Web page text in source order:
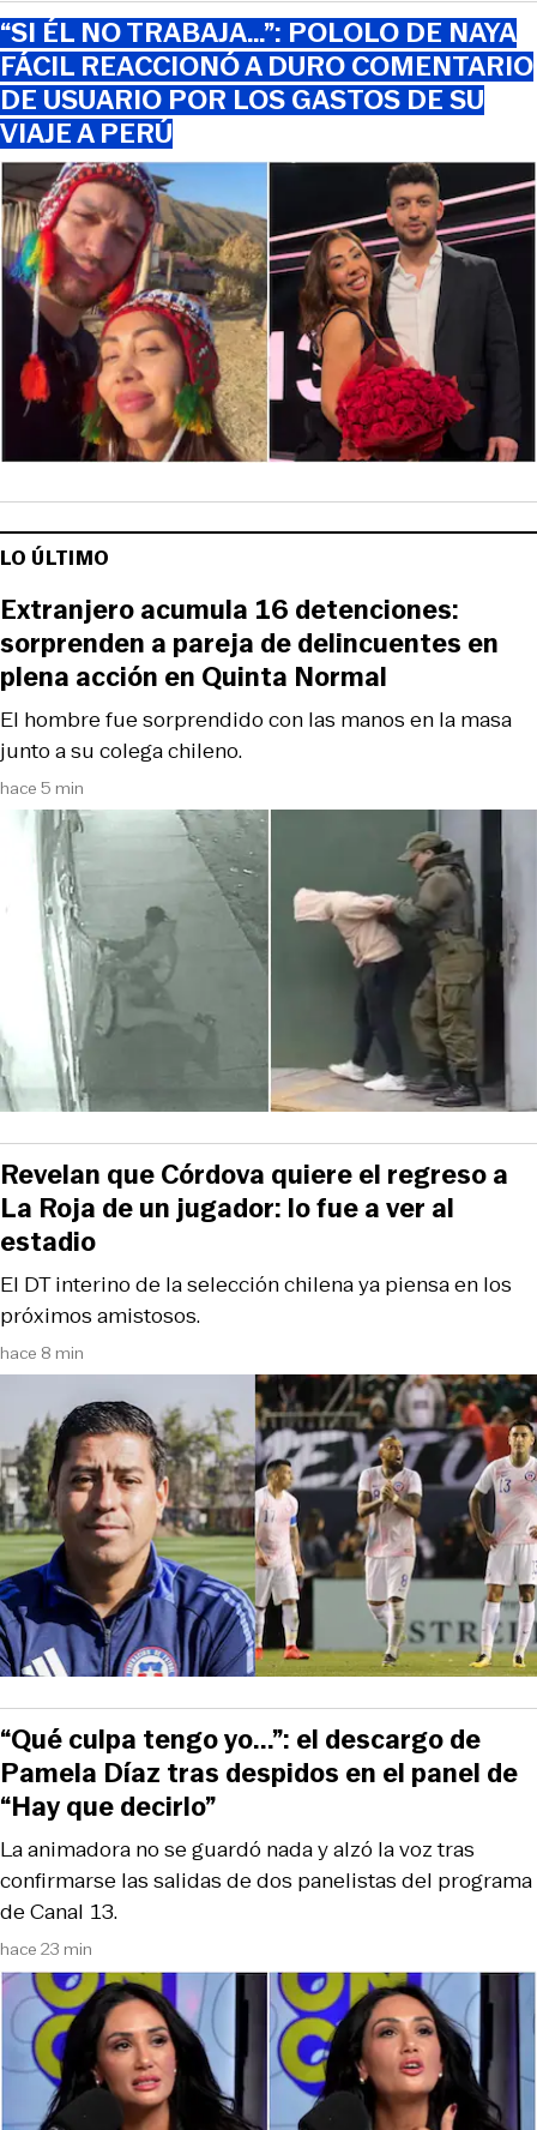
“SI ÉL NO TRABAJA…”: POLOLO DE NAYA
FÁCIL REACCIONÓ A DURO COMENTARIO
DE USUARIO POR LOS GASTOS DE SU
VIAJE A PERÚ
LO ÚLTIMO
hace 5 min
El hombre fue sorprendido con las manos en la masa
junto a su colega chileno.
Extranjero acumula 16 detenciones:
sorprenden a pareja de delincuentes en
plena acción en Quinta Normal
hace 8 min
El DT interino de la selección chilena ya piensa en los
próximos amistosos.
Revelan que Córdova quiere el regreso a
La Roja de un jugador: lo fue a ver al
estadio
hace 23 min
La animadora no se guardó nada y alzó la voz tras
confirmarse las salidas de dos panelistas del programa
de Canal 13.
“Qué culpa tengo yo...”: el descargo de
Pamela Díaz tras despidos en el panel de
“Hay que decirlo”